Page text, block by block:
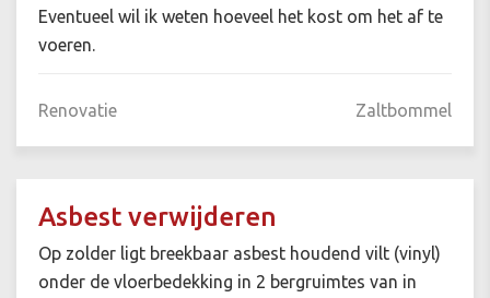
Eventueel wil ik weten hoeveel het kost om het af te
voeren.
Renovatie Zaltbommel
Asbest verwijderen
Op zolder ligt breekbaar asbest houdend vilt (vinyl)
onder de vloerbedekking in 2 bergruimtes van in